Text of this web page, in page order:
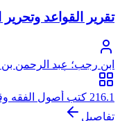
تقرير القواعد وتحرير
ابن رجب؛ عبد الرحمن
الدمشقي، أبو الفرج، زين
216.1 كتب أصول الفقه وقواعده
تفاصيل